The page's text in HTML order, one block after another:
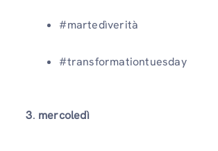
#martedìverità
#transformationtuesday
3. mercoledì